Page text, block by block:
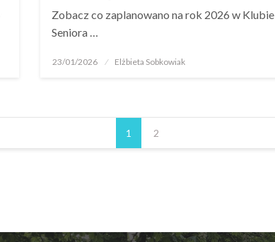
Zobacz co zaplanowano na rok 2026 w Klubie
Seniora …
23/01/2026 Elżbieta Sobkowiak
1 2